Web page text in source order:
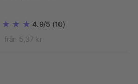
4.9/5 (10)
från 5,37 kr